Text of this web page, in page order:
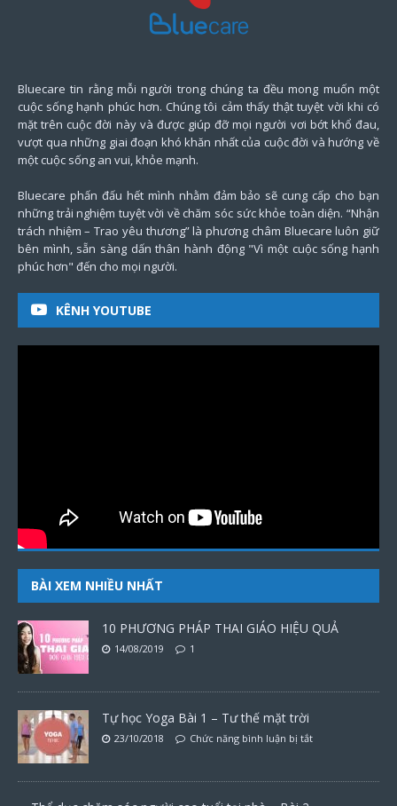
Bluecare tin rằng mỗi người trong chúng ta đều mong muốn một
cuộc sống hạnh phúc hơn. Chúng tôi cảm thấy thật tuyệt vời khi có
mặt trên cuộc đời này và được giúp đỡ mọi người vơi bớt khổ đau,
vượt qua những giai đoạn khó khăn nhất của cuộc đời và hướng về
một cuộc sống an vui, khỏe mạnh.
Bluecare phấn đấu hết mình nhằm đảm bảo sẽ cung cấp cho bạn
những trải nghiệm tuyệt vời về chăm sóc sức khỏe toàn diện. “Nhận
trách nhiệm – Trao yêu thương” là phương châm Bluecare luôn giữ
bên mình, sẵn sàng dấn thân hành động "Vì một cuộc sống hạnh
phúc hơn" đến cho mọi người.
KÊNH YOUTUBE
BÀI XEM NHIỀU NHẤT
10 PHƯƠNG PHÁP THAI GIÁO HIỆU QUẢ
14/08/2019 1
Tự học Yoga Bài 1 – Tư thế mặt trời
23/10/2018 Chức năng bình luận bị tắt